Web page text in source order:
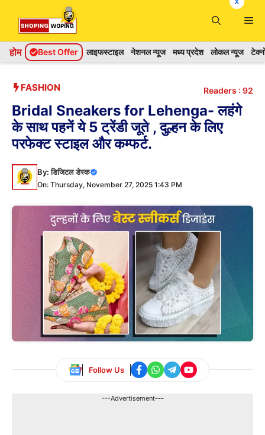
content
होम Best Offer लाइफस्टाइल नेशनल न्यूज मध्य प्रदेश लोकल न्यूज
FASHION Readers : 92
Bridal Sneakers for Lehenga- लहंगे
के साथ पहनें ये 5 ट्रेंडी जूते , दुल्हन के लिए
परफेक्ट स्टाइल और कम्फर्ट.
By:डिजिटल डेस्क
On: Thursday, November 27, 2025 1:43 PM
Follow Us
---Advertisement---